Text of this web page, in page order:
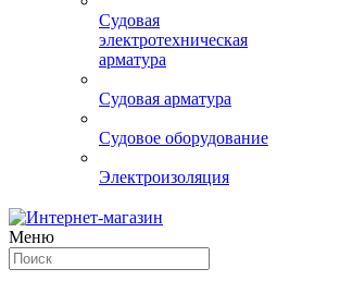
Судовая
электротехническая
арматура
Судовая арматура
Судовое оборудование
Электроизоляция
Меню